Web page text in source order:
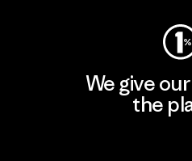
We give
the